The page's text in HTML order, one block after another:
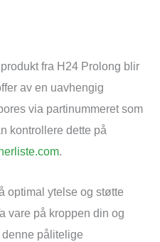
fra H24 Prolong blir
av en uavhengig
via partinummeret som
kontrollere dette på
.
optimal ytelse og støtte
vare på kroppen din og
pålitelige